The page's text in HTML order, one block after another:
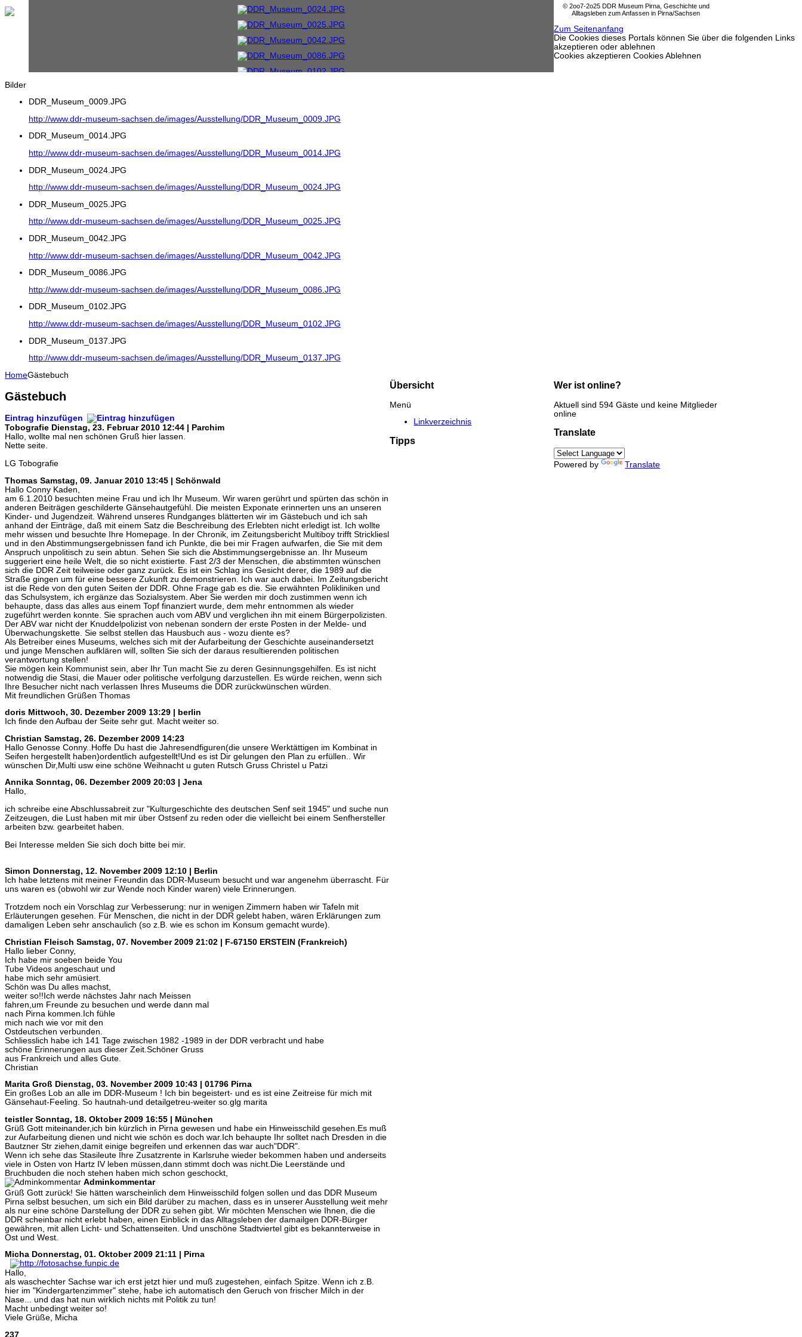
Bilder
DDR_Museum_0009.JPG
http://www.ddr-museum-sachsen.de/images/Ausstellung/DDR_Museum_0009.JPG
DDR_Museum_0014.JPG
http://www.ddr-museum-sachsen.de/images/Ausstellung/DDR_Museum_0014.JPG
DDR_Museum_0024.JPG
http://www.ddr-museum-sachsen.de/images/Ausstellung/DDR_Museum_0024.JPG
DDR_Museum_0025.JPG
http://www.ddr-museum-sachsen.de/images/Ausstellung/DDR_Museum_0025.JPG
DDR_Museum_0042.JPG
http://www.ddr-museum-sachsen.de/images/Ausstellung/DDR_Museum_0042.JPG
DDR_Museum_0086.JPG
http://www.ddr-museum-sachsen.de/images/Ausstellung/DDR_Museum_0086.JPG
DDR_Museum_0102.JPG
http://www.ddr-museum-sachsen.de/images/Ausstellung/DDR_Museum_0102.JPG
DDR_Museum_0137.JPG
http://www.ddr-museum-sachsen.de/images/Ausstellung/DDR_Museum_0137.JPG
HomeGästebuch
Gästebuch
Eintrag hinzufügen
Tobografie Dienstag, 23. Februar 2010 12:44 | Parchim
Hallo, wollte mal nen schönen Gruß hier lassen.
Nette seite.
LG Tobografie
Thomas Samstag, 09. Januar 2010 13:45 | Schönwald
Hallo Conny Kaden,
am 6.1.2010 besuchten meine Frau und ich Ihr Museum. Wir waren gerührt und spürten das schön in
anderen Beiträgen geschilderte Gänsehautgefühl. Die meisten Exponate erinnerten uns an unseren
Kinder- und Jugendzeit. Während unseres Rundganges blätterten wir im Gästebuch und ich sah
anhand der Einträge, daß mit einem Satz die Beschreibung des Erlebten nicht erledigt ist. Ich wollte
mehr wissen und besuchte Ihre Homepage. In der Chronik, im Zeitungsbericht Multiboy trifft Strickliesl
und in den Abstimmungsergebnissen fand ich Punkte, die bei mir Fragen aufwarfen, die Sie mit dem
Anspruch unpolitisch zu sein abtun. Sehen Sie sich die Abstimmungsergebnisse an. Ihr Museum
suggeriert eine heile Welt, die so nicht existierte. Fast 2/3 der Menschen, die abstimmten wünschen
sich die DDR Zeit teilweise oder ganz zurück. Es ist ein Schlag ins Gesicht derer, die 1989 auf die
Straße gingen um für eine bessere Zukunft zu demonstrieren. Ich war auch dabei. Im Zeitungsbericht
ist die Rede von den guten Seiten der DDR. Ohne Frage gab es die. Sie erwähnten Polikliniken und
das Schulsystem, ich ergänze das Sozialsystem. Aber Sie werden mir doch zustimmen wenn ich
behaupte, dass das alles aus einem Topf finanziert wurde, dem mehr entnommen als wieder
zugeführt werden konnte. Sie sprachen auch vom ABV und verglichen ihn mit einem Bürgerpolizisten.
Der ABV war nicht der Knuddelpolizist von nebenan sondern der erste Posten in der Melde- und
Überwachungskette. Sie selbst stellen das Hausbuch aus - wozu diente es?
Als Betreiber eines Museums, welches sich mit der Aufarbeitung der Geschichte auseinandersetzt
und junge Menschen aufklären will, sollten Sie sich der daraus resultierenden politischen
verantwortung stellen!
Sie mögen kein Kommunist sein, aber Ihr Tun macht Sie zu deren Gesinnungsgehilfen. Es ist nicht
notwendig die Stasi, die Mauer oder politische verfolgung darzustellen. Es würde reichen, wenn sich
Ihre Besucher nicht nach verlassen Ihres Museums die DDR zurückwünschen würden.
Mit freundlichen Grüßen Thomas
doris Mittwoch, 30. Dezember 2009 13:29 | berlin
Ich finde den Aufbau der Seite sehr gut. Macht weiter so.
Christian Samstag, 26. Dezember 2009 14:23
Hallo Genosse Conny..Hoffe Du hast die Jahresendfiguren(die unsere Werktättigen im Kombinat in
Seifen hergestellt haben)ordentlich aufgestellt!Und es ist Dir gelungen den Plan zu erfüllen.. Wir
wünschen Dir,Multi usw eine schöne Weihnacht u guten Rutsch Gruss Christel u Patzi
Annika Sonntag, 06. Dezember 2009 20:03 | Jena
Hallo,
ich schreibe eine Abschlussabreit zur "Kulturgeschichte des deutschen Senf seit 1945" und suche nun
Zeitzeugen, die Lust haben mit mir über Ostsenf zu reden oder die vielleicht bei einem Senfhersteller
arbeiten bzw. gearbeitet haben.
Bei Interesse melden Sie sich doch bitte bei mir.
Simon Donnerstag, 12. November 2009 12:10 | Berlin
Ich habe letztens mit meiner Freundin das DDR-Museum besucht und war angenehm überrascht. Für
uns waren es (obwohl wir zur Wende noch Kinder waren) viele Erinnerungen.
Trotzdem noch ein Vorschlag zur Verbesserung: nur in wenigen Zimmern haben wir Tafeln mit
Erläuterungen gesehen. Für Menschen, die nicht in der DDR gelebt haben, wären Erklärungen zum
damaligen Leben sehr anschaulich (so z.B. wie es schon im Konsum gemacht wurde).
Christian Fleisch Samstag, 07. November 2009 21:02 | F-67150 ERSTEIN (Frankreich)
Hallo lieber Conny,
Ich habe mir soeben beide You
Tube Videos angeschaut und
habe mich sehr amüsiert.
Schön was Du alles machst,
weiter so!!Ich werde nächstes Jahr nach Meissen
fahren,um Freunde zu besuchen und werde dann mal
nach Pirna kommen.Ich fühle
mich nach wie vor mit den
Ostdeutschen verbunden.
Schliesslich habe ich 141 Tage zwischen 1982 -1989 in der DDR verbracht und habe
schöne Erinnerungen aus dieser Zeit.Schöner Gruss
aus Frankreich und alles Gute.
Christian
Marita Groß Dienstag, 03. November 2009 10:43 | 01796 Pirna
Ein großes Lob an alle im DDR-Museum ! Ich bin begeistert- und es ist eine Zeitreise für mich mit
Gänsehaut-Feeling. So hautnah-und detailgetreu-weiter so.glg marita
teistler Sonntag, 18. Oktober 2009 16:55 | München
Grüß Gott miteinander,ich bin kürzlich in Pirna gewesen und habe ein Hinweisschild gesehen.Es muß
zur Aufarbeitung dienen und nicht wie schön es doch war.Ich behaupte Ihr solltet nach Dresden in die
Bautzner Str ziehen,damit einige begreifen und erkennen das war auch"DDR".
Wenn ich sehe das Stasileute Ihre Zusatzrente in Karlsruhe wieder bekommen haben und anderseits
viele in Osten von Hartz IV leben müssen,dann stimmt doch was nicht.Die Leerstände und
Bruchbuden die noch stehen haben mich schon geschockt,
Adminkommentar
Grüß Gott zurück! Sie hätten warscheinlich dem Hinweisschild folgen sollen und das DDR Museum
Pirna selbst besuchen, um sich ein Bild darüber zu machen, dass es in unserer Ausstellung weit mehr
als nur eine schöne Darstellung der DDR zu sehen gibt. Wir möchten Menschen wie Ihnen, die die
DDR scheinbar nicht erlebt haben, einen Einblick in das Alltagsleben der damailgen DDR-Bürger
gewähren, mit allen Licht- und Schattenseiten. Und unschöne Stadtviertel gibt es bekannterweise in
Ost und West.
Micha Donnerstag, 01. Oktober 2009 21:11 | Pirna
Hallo,
als waschechter Sachse war ich erst jetzt hier und muß zugestehen, einfach Spitze. Wenn ich z.B.
hier im "Kindergartenzimmer" stehe, habe ich automatisch den Geruch von frischer Milch in der
Nase... und das hat nun wirklich nichts mit Politik zu tun!
Macht unbedingt weiter so!
Viele Grüße, Micha
237
Übersicht
Menü
Linkverzeichnis
Tipps
Wer ist online?
Aktuell sind 594 Gäste und keine Mitglieder
online
Translate
Powered by Translate
© 2oo7-2o25 DDR Museum Pirna, Geschichte und
Alltagsleben zum Anfassen in Pirna/Sachsen
Zum Seitenanfang
Die Cookies dieses Portals können Sie über die folgenden Links
akzeptieren oder ablehnen
Cookies akzeptieren Cookies Ablehnen